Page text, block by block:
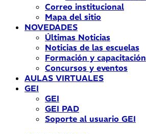
Correo institucional
Mapa del sitio
NOVEDADES
Últimas Noticias
Noticias de las escuelas
Formación y capacitación
Concursos y eventos
AULAS VIRTUALES
GEI
GEI
GEI PAD
Soporte al usuario GEI